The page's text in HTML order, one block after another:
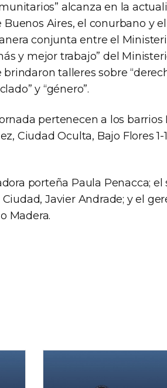
alcanza en la
Aires, el conurbano y
conjunta entre el
y mejor trabajo” del
talleres sobre
y “género”.
pertenecen a los barrios
Ciudad Oculta, Bajo Flores 1-
porteña Paula Penacca; el
Javier Andrade; y el
Madera.